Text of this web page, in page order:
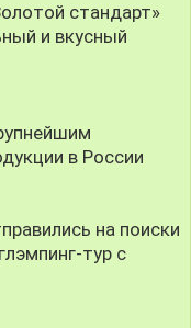
стандарт»
и вкусный
в России
на поиски
тур с